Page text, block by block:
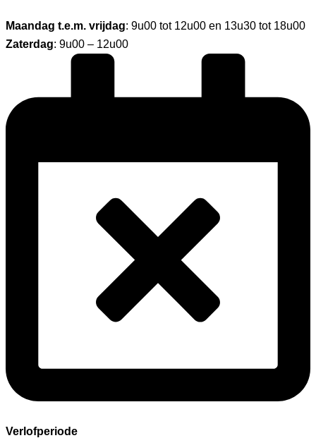
Maandag t.e.m. vrijdag: 9u00 tot 12u00 en 13u30 tot 18u00
Zaterdag: 9u00 – 12u00
Verlofperiode​